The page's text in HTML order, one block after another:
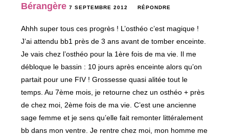
Bérangère 7 SEPTEMBRE 2012 RÉPONDRE
Ahhh super tous ces progrès ! L’osthéo c’est magique !
J’ai attendu bb1 près de 3 ans avant de tomber enceinte.
Je vais chez l’osthéo pour la 1ère fois de ma vie. Il me
débloque le bassin : 10 jours après enceinte alors qu’on
partait pour une FIV ! Grossesse quasi alitée tout le
temps. Au 7ème mois, je retourne chez un osthéo + près
de chez moi, 2ème fois de ma vie. C’est une ancienne
sage femme et je sens qu’elle fait remonter littéralement
bb dans mon ventre. Je rentre chez moi, mon homme me